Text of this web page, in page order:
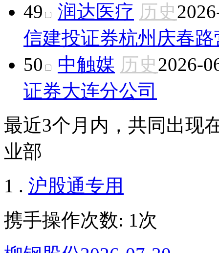
49
润达医疗 历史
信建投证券杭州庆春
50
中触媒 历史2026-
证券大连分公司
最近3个月内，共同出现
业部
1 . 沪股通专用
携手操作次数: 1次